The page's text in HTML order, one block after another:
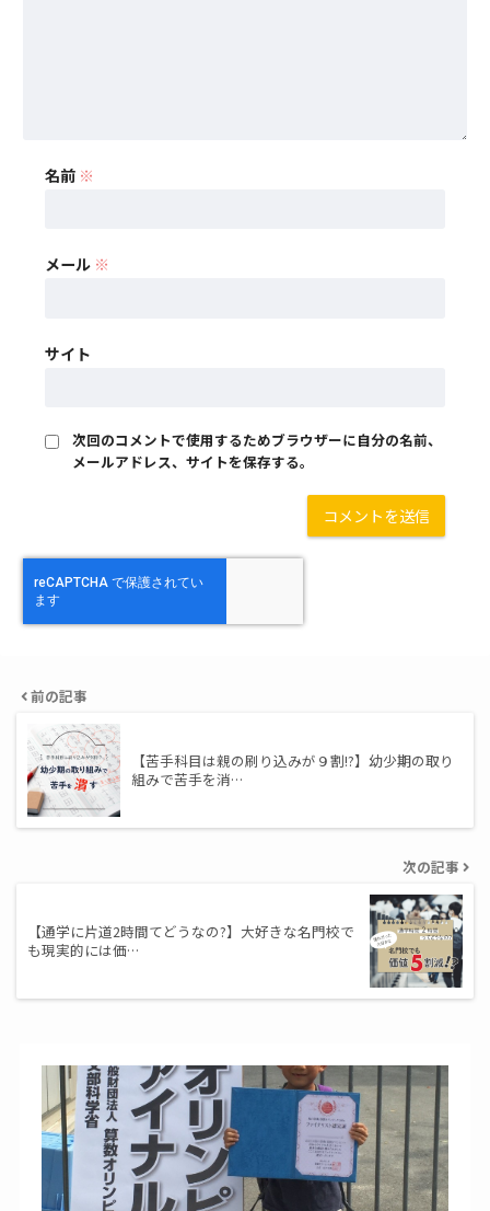
名前 ※
メール ※
サイト
次回のコメントで使用するためブラウザーに自分の名前、
メールアドレス、サイトを保存する。
前の記事
【苦手科目は親の刷り込みが９割!?】幼少期の取り
組みで苦手を消…
次の記事
【通学に片道2時間てどうなの?】大好きな名門校で
も現実的には価…